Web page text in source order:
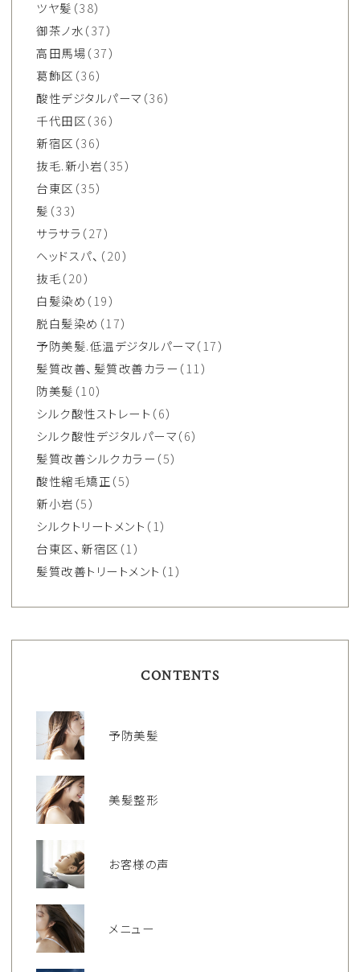
ツヤ髪 （38）
御茶ノ水（37）
高田馬場（37）
葛飾区 （36）
酸性デジタルパーマ （36）
千代田区（36）
新宿区 （36）
抜毛.新小岩（35）
台東区 （35）
髪 （33）
サラサラ （27）
ヘッドスパ、 （20）
抜毛（20）
白髪染め （19）
脱白髪染め （17）
予防美髪.低温デジタルパーマ（17）
髪質改善、髪質改善カラー （11）
防美髪 （10）
シルク酸性ストレート （6）
シルク酸性デジタルパーマ（6）
髪質改善シルクカラー （5）
酸性縮毛矯正（5）
新小岩 （5）
シルクトリートメント （1）
台東区、新宿区 （1）
髪質改善トリートメント （1）
CONTENTS
予防美髪
美髪整形
お客様の声
メニュー